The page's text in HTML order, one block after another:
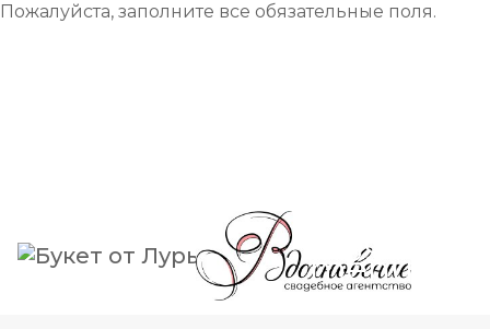
Пожалуйста, заполните все обязательные поля.
toggle
menu